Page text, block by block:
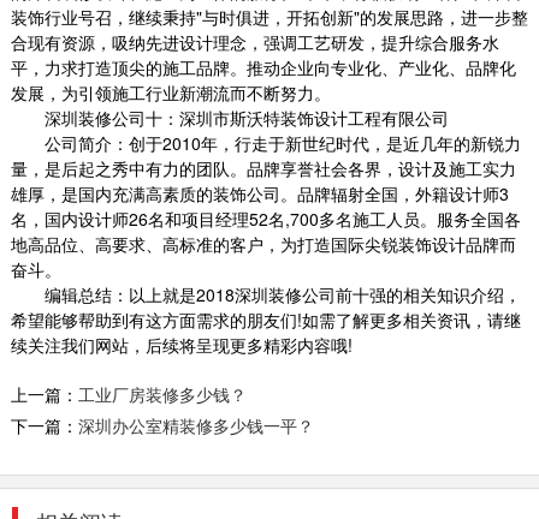
装饰行业号召，继续秉持"与时俱进，开拓创新"的发展思路，进一步整
合现有资源，吸纳先进设计理念，强调工艺研发，提升综合服务水
平，力求打造顶尖的施工品牌。推动企业向专业化、产业化、品牌化
发展，为引领施工行业新潮流而不断努力。
深圳装修公司十：深圳市斯沃特装饰设计工程有限公司
公司简介：创于2010年，行走于新世纪时代，是近几年的新锐力
量，是后起之秀中有力的团队。品牌享誉社会各界，设计及施工实力
雄厚，是国内充满高素质的装饰公司。品牌辐射全国，外籍设计师3
名，国内设计师26名和项目经理52名,700多名施工人员。服务全国各
地高品位、高要求、高标准的客户，为打造国际尖锐装饰设计品牌而
奋斗。
编辑总结：以上就是2018深圳装修公司前十强的相关知识介绍，
希望能够帮助到有这方面需求的朋友们!如需了解更多相关资讯，请继
续关注我们网站，后续将呈现更多精彩内容哦!
上一篇： 工业厂房装修多少钱？
下一篇： 深圳办公室精装修多少钱一平？
复式办公室装修_麗池米
设计师为此间工作者创造大器格局的环境，玄关
处原生态石墙与品牌图型互辉映，不仅相当吸
睛，更让...
2018-07-23
开放式办公室设计案例
开放式办公室装修设计是近年来比较流行的趋
势，摆脱传统封闭式的独立空间，采用通透、宽
2018-09-03
现代商务风中又讲究简洁，体现公司严谨的文